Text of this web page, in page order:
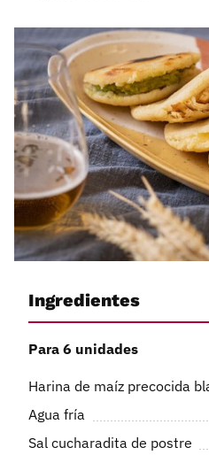
Ingredientes
Para 6 unidades
Harina de maíz precocida
Agua fría
Sal cucharadita de postre